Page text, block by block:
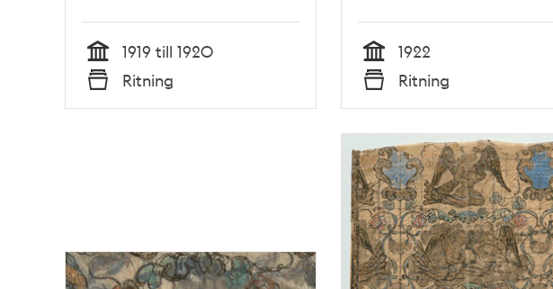
Tid
1919 till 1920
Typ
Ritning Tid
1922
Typ
Ritning